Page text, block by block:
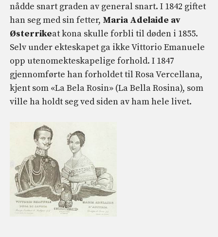
nådde snart graden av general snart. I 1842 giftet
han seg med sin fetter, Maria Adelaide av
Østerrikeat kona skulle forbli til døden i 1855.
Selv under ekteskapet ga ikke Vittorio Emanuele
opp utenomekteskapelige forhold. I 1847
gjennomførte han forholdet til Rosa Vercellana,
kjent som «La Bela Rosin» (La Bella Rosina), som
ville ha holdt seg ved siden av ham hele livet.